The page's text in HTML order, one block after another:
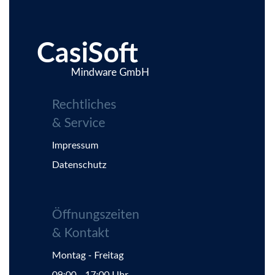
CasiSoft
Mindware GmbH
Rechtliches
& Service
Impressum
Datenschutz
Öffnungszeiten
& Kontakt
Montag - Freitag